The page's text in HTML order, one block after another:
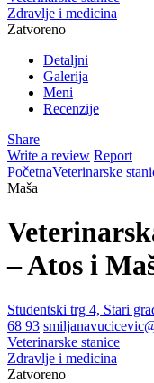
Zdravlje i medicina
Zatvoreno
Detaljni
Galerija
Meni
Recenzije
Share
Write a review Report
PočetnaVeterinarske
Maša
– Atos i
Studentski trg 4, Stari
68 93
Veterinarske stanice
Zdravlje i medicina
Zatvoreno